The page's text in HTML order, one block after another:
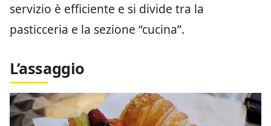
servizio è efficiente e si divide tra la
pasticceria e la sezione “cucina”.
L’assaggio